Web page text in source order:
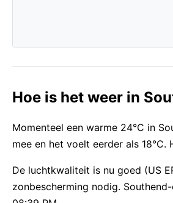
Hoe is het weer in
Momenteel een warme 24°C in
mee en het voelt eerder als
De luchtkwaliteit is nu goed (US
zonbescherming nodig.